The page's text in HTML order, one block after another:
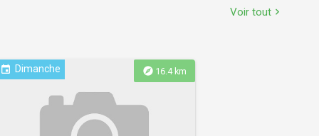
Voir tout chevron_right
explore 16.4 km
event Dimanche